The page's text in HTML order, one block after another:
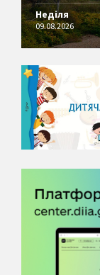
Неділя
09.08.2026